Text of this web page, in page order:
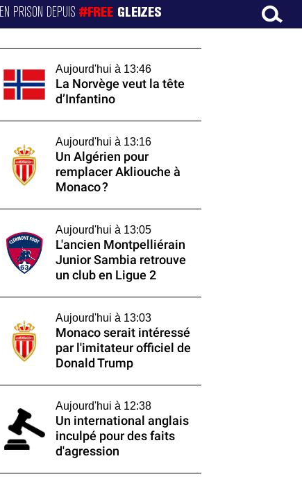
EN PRISON DEPUIS#FREE GLEIZES
Aujourd'hui à 13:46
La Norvège veut la tête
d’Infantino
Aujourd'hui à 13:16
Un Algérien pour
remplacer Akliouche à
Monaco ?
Aujourd'hui à 13:05
L'ancien Montpelliérain
Junior Sambia retrouve
un club en Ligue 2
Aujourd'hui à 13:03
Monaco serait intéressé
par l'imitateur officiel de
Donald Trump
Aujourd'hui à 12:38
Un international anglais
inculpé pour des faits
d'agression